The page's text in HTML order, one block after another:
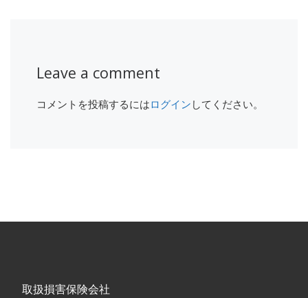
Leave a comment
コメントを投稿するにはログイン してください。
取扱損害保険会社